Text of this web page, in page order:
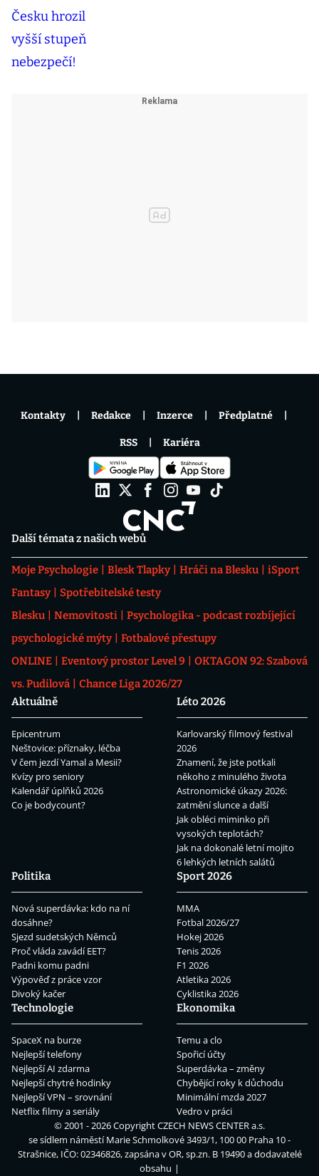
Další témata z našich webů
Moje Psychologie Blesk Tlapky Hráči na Blesku
iSport
Fantasy
Spotřebitelské testy
Blesku
Nemovitosti
Psychologika - podcast rozbíjející
psychologické mýty
Fotbalové přestupy
ONLINE
Eventový prostor Level 9
OKTAGON 92: Szabová
vs. Pudilová
Chance Liga 2026/27
Aktuálně
Epicentrum
Neštovice: příznaky, léčba
V čem jezdí Yamal a Mesii?
Kvízy pro seniory
Kalendář úplňků 2026
Co je bodycount?
Léto 2026
Karlovarský filmový festival
2026
Znamení, že jste potkali
někoho z minulého života
Astronomické úkazy 2026:
zatmění slunce a další
Jak obléci miminko při
vysokých teplotách?
Jak na dokonalé letní mojito
6 lehkých letních salátů
Politika
Nová superdávka: kdo na ní
dosáhne?
Sjezd sudetských Němců
Proč vláda zavádí EET?
Padni komu padni
Výpověď z práce vzor
Divoký kačer
Sport 2026
MMA
Fotbal 2026/27
Hokej 2026
Tenis 2026
F1 2026
Atletika 2026
Cyklistika 2026
Technologie
SpaceX na burze
Nejlepší telefony
Nejlepší AI zdarma
Nejlepší chytré hodinky
Nejlepší VPN – srovnání
Netflix filmy a seriály
Ekonomika
Temu a clo
Spořicí účty
Superdávka – změny
Chybějící roky k důchodu
Minimální mzda 2027
Vedro v práci
Kontakty Redakce Inzerce Předplatné
RSS Kariéra
© 2001 - 2026 CopyrightCZECH NEWS CENTER a.s.
se sídlem náměstí Marie Schmolkové 3493/1, 100 00 Praha 10 -
Strašnice, IČO: 02346826, zapsána v OR, sp.zn. B 19490 a dodavatelé
obsahu